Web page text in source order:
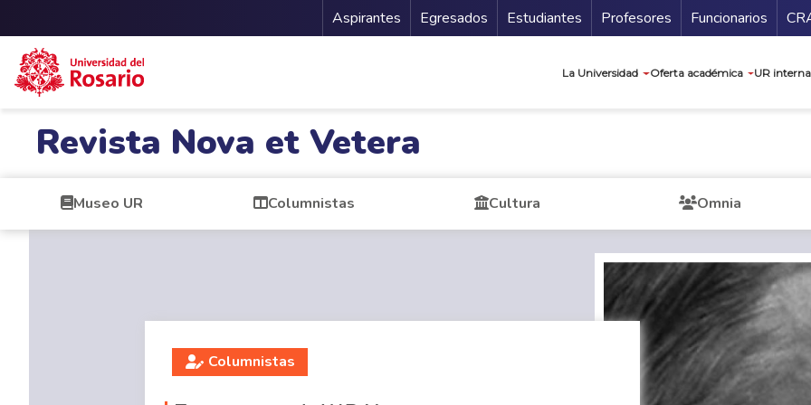
Menu Secundario
Aspirantes Egresados Estudiantes Profesores Funcionarios
La Universidad Oferta académica UR
Revista Nova et Vetera
Museo UR Columnistas Cultura Omnia
Columnistas